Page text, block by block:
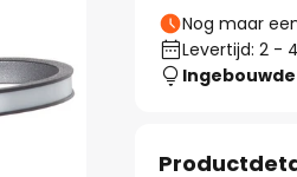
Nog maar
Levertijd: 2 -